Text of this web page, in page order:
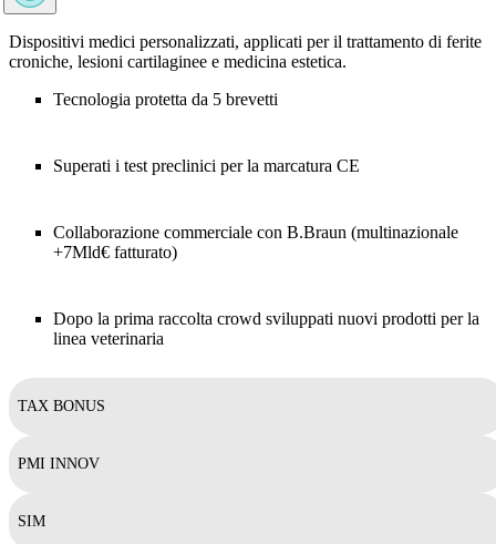
Dispositivi medici personalizzati, applicati per il trattamento di ferite
croniche, lesioni cartilaginee e medicina estetica.
Tecnologia protetta da 5 brevetti
Superati i test preclinici per la marcatura CE
Collaborazione commerciale con B.Braun (multinazionale
+7Mld€ fatturato)
Dopo la prima raccolta crowd sviluppati nuovi prodotti per la
linea veterinaria
TAX BONUS
PMI INNOV
SIM